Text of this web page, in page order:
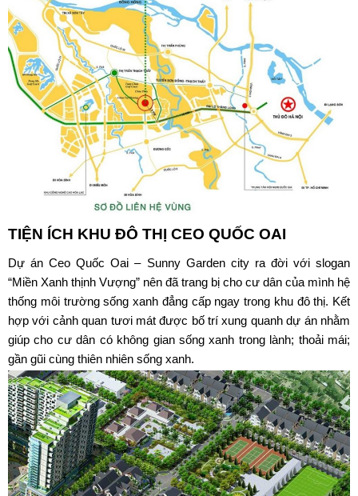
TIỆN ÍCH KHU ĐÔ THỊ CEO QUỐC OAI
Dự ánCeo Quốc Oai – Sunny Garden cityra đời với slogan
“Miền Xanh thịnh Vượng” nên đã trang bị cho cư dân của mình hệ
thống môi trường sống xanh đẳng cấp ngay trong khu đô thị. Kết
hợp với cảnh quan tươi mát được bố trí xung quanh dự án nhằm
giúp cho cư dân có không gian sống xanh trong lành; thoải mái;
gần gũi cùng thiên nhiên sống xanh.